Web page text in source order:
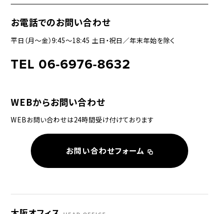
お電話でのお問い合わせ
平日（月〜金）9:45〜18:45 土日・祝日／年末年始を除く
TEL 06-6976-8632
WEBからお問い合わせ
WEBお問い合わせは24時間受け付けております
お問い合わせフォーム